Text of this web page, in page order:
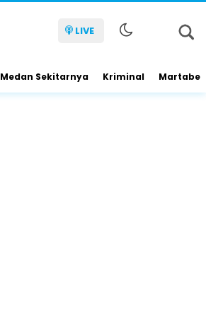
LIVE
Medan Sekitarnya Kriminal Martabe